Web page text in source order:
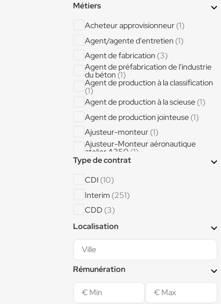
Yes ! Limoux
Yes ! Condom
(15)
Yes ! Bordeaux Centre(14)
Métiers
Acheteur approvisionneur(1)
Agent/agente d'entretien (1)
Agent de fabrication (3)
Agent de préfabrication de l'industrie
du béton (1)
Agent de production à la classification
(1)
Agent de production à la scieuse(1)
Agent de production jointeuse(1)
Ajusteur-monteur(1)
Ajusteur-Monteur aéronautique
atelier A350 (1)
AJUSTEUR ASSEMBLEUR GRAND
AJUSTEUR ASSEMBLEUR LOCAL
(1)
Aménageur intégrateur de cabines
d'aéronefs(1)
Assistant administratif
Assistant logistique
Assistant supply-chain
Auditeur qualité
Type de contrat
CDI (10)
Interim (251)
CDD (3)
Localisation
Rémunération